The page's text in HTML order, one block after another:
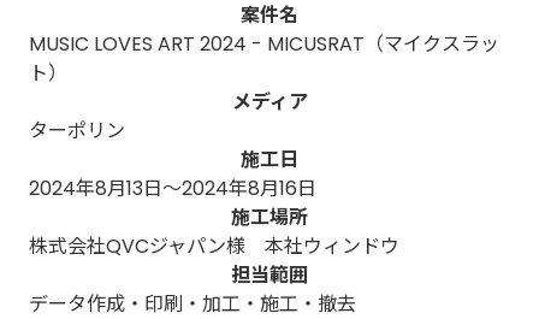
案件名
MUSIC LOVES ART 2024 - MICUSRAT（マイクスラッ
ト）
メディア
ターポリン
施工日
2024年8月13日～2024年8月16日
施工場所
株式会社QVCジャパン様 本社ウィンドウ
担当範囲
データ作成・印刷・加工・施工・撤去